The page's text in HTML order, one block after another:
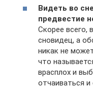
Видеть во
предвестие
Скорее всего,
сновидец, а
никак не
что
врасплох и
отчаиваться и